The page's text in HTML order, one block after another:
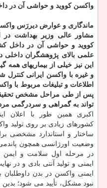
واکسن کووید و حواشی آن در
ماندگاری و عوارض دیررَس
مشاور عالی وزیر بهداشت در
کووید و حواشی آن در داخل
علمی بالای پژوهشگران داخلی
این نیز خیلی از بیماریهای
و غیره با واکسن ایرانی کنترل
اطلاعات و تبلیغات مربوط با
پس از طی مراحل مشخص
تواند به گمراهی و سردرگمی
اکبری همین طور با اعلان
کشورهای زیادی بر روی تولید
ساختار و استاندارد مشخصی
وضعیت اورژانسی همچون
در مرحله اول سلامت و ایمن
ایمنی و تولید آنتی بادی و
ایمنی واکسن در بدن
نبود مشکل، تأیید می شود؛